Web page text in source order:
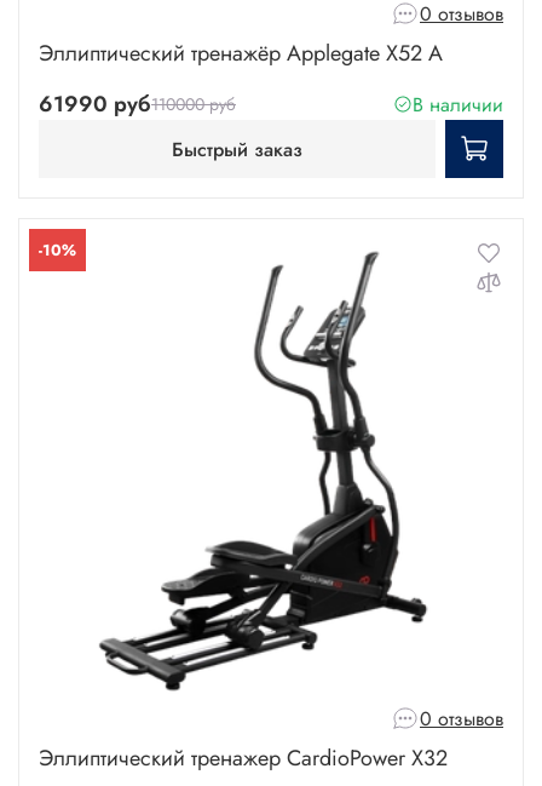
0 отзывов
Эллиптический тренажёр Applegate X52 A
61990 руб110000 руб
В наличии
Быстрый заказ
-10%
0 отзывов
Эллиптический тренажер CardioPower X32